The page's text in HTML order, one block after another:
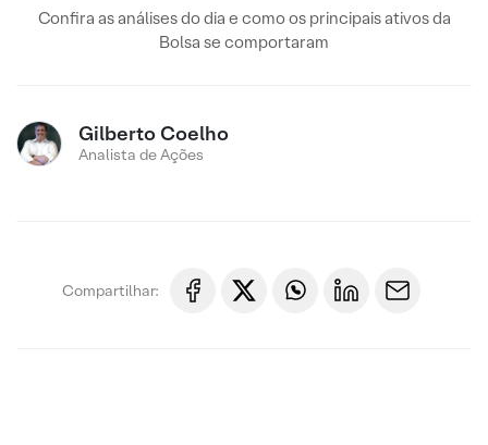
Confira as análises do dia e como os principais ativos da
Bolsa se comportaram
Gilberto Coelho
Analista de Ações
Compartilhar: